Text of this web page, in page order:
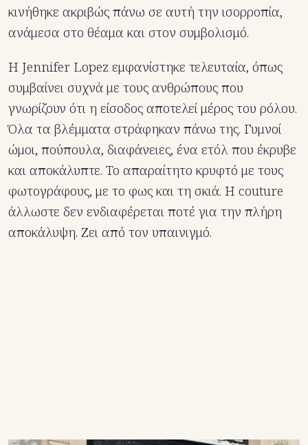
κινήθηκε ακριβώς πάνω σε αυτή την ισορροπία,
ανάμεσα στο θέαμα και στον συμβολισμό.
Η Jennifer Lopez εμφανίστηκε τελευταία, όπως
συμβαίνει συχνά με τους ανθρώπους που
γνωρίζουν ότι η είσοδος αποτελεί μέρος του ρόλου.
Όλα τα βλέμματα στράφηκαν πάνω της. Γυμνοί
ώμοι, πούπουλα, διαφάνειες, ένα ετόλ που έκρυβε
και αποκάλυπτε. Το απαραίτητο κρυφτό με τους
φωτογράφους, με το φως και τη σκιά. Η couture
άλλωστε δεν ενδιαφέρεται ποτέ για την πλήρη
αποκάλυψη. Ζει από τον υπαινιγμό.